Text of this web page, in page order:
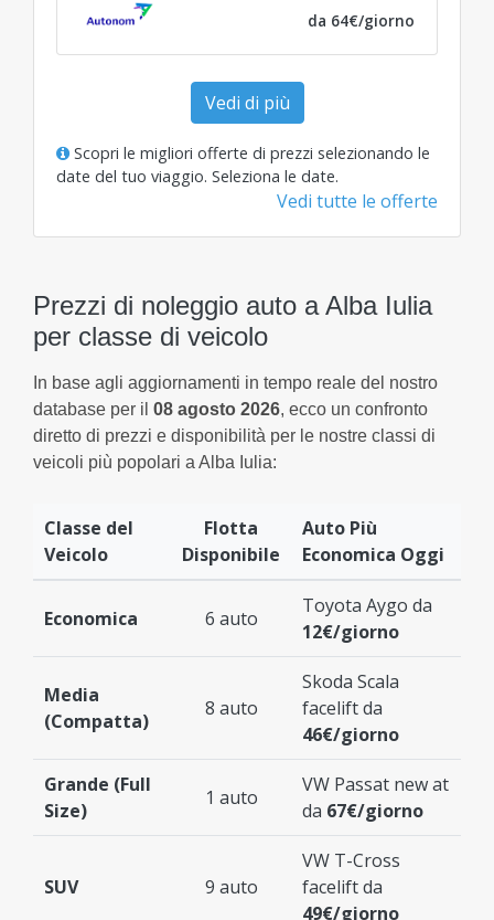
da 64€/giorno
Vedi di più
Scopri le migliori offerte di prezzi selezionando le
date del tuo viaggio. Seleziona le date.
Vedi tutte le offerte
Prezzi di noleggio auto a Alba Iulia
per classe di veicolo
In base agli aggiornamenti in tempo reale del nostro
database per il 08 agosto 2026, ecco un confronto
diretto di prezzi e disponibilità per le nostre classi di
veicoli più popolari a Alba Iulia:
Classe del
Veicolo
Flotta
Disponibile
Auto Più
Economica Oggi
Economica 6 auto
Toyota Aygo da
12€/giorno
Media
(Compatta)
8 auto
Skoda Scala
facelift da
46€/giorno
Grande (Full
Size)
1 auto
VW Passat new at
da 67€/giorno
SUV 9 auto
VW T-Cross
facelift da
49€/giorno